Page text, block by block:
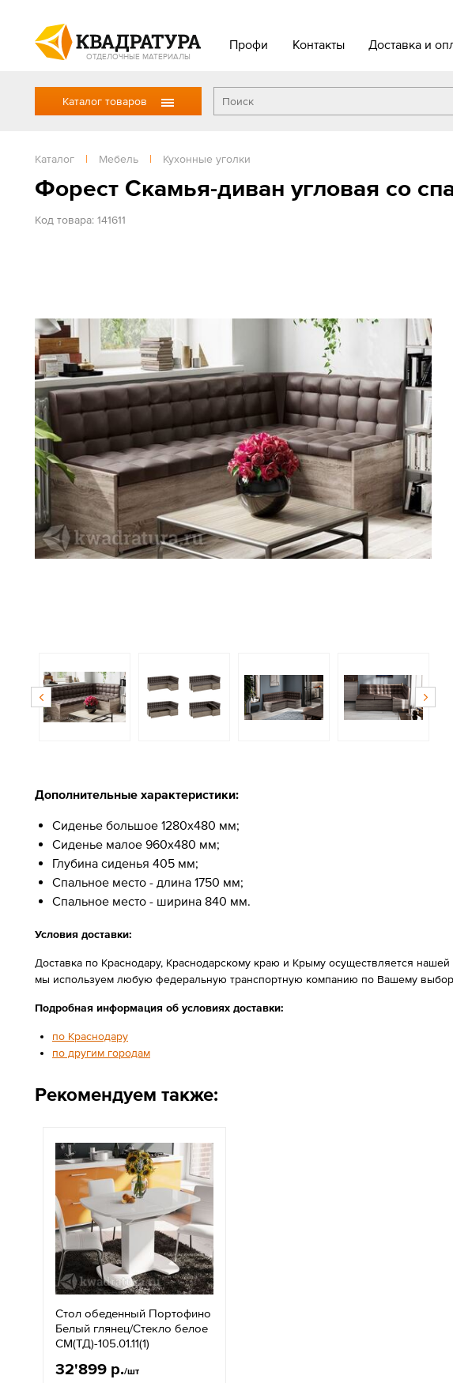
ОТДЕЛОЧНЫЕ МАТЕРИАЛЫ
Профи Контакты Доставка и
Каталог товаров
Каталог | Мебель | Кухонные уголки
Форест Скамья-диван угловая со
Код товара: 141611
Дополнительные характеристики:
Сиденье большое 1280х480 мм;
Сиденье малое 960х480 мм;
Глубина сиденья 405 мм;
Спальное место - длина 1750 мм;
Спальное место - ширина 840 мм.
Условия доставки:
Доставка по Краснодару, Краснодарскому краю и Крыму осуществляется
мы используем любую федеральную транспортную компанию по Вашему
Подробная информация об условиях доставки:
по Краснодару
по другим городам
Рекомендуем также:
Стол обеденный Портофино
Белый глянец/Стекло белое
СМ(ТД)-105.01.11(1)
32'899 р./шт